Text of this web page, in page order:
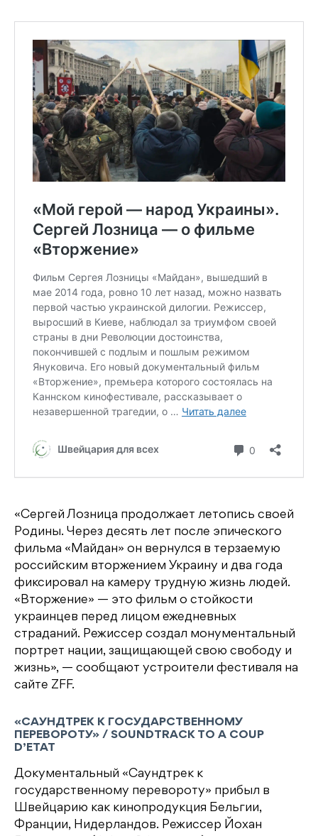
«Сергей Лозница продолжает летопись своей
Родины. Через десять лет после эпического
фильма «Майдан» он вернулся в терзаемую
российским вторжением Украину и два года
фиксировал на камеру трудную жизнь людей.
«Вторжение» — это фильм о стойкости
украинцев перед лицом ежедневных
страданий. Режиссер создал монументальный
портрет нации, защищающей свою свободу и
жизнь», — сообщают устроители фестиваля на
сайте ZFF.
«САУНДТРЕК К ГОСУДАРСТВЕННОМУ
ПЕРЕВОРОТУ» / SOUNDTRACK TO A COUP
D’ETAT
Документальный «Саундтрек к
государственному перевороту» прибыл в
Швейцарию как кинопродукция Бельгии,
Франции, Нидерландов. Режиссер Йохан